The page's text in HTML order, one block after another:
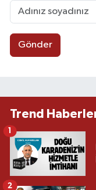
Gönder
Trend
1
2